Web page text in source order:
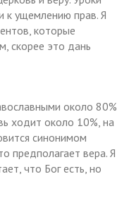
к ущемлению прав. Я
которые
скорее это дань
около 80%
ходит около 10%, на
синонимом
предполагает вера. Я
что Бог есть, но